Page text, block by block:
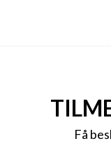
Få